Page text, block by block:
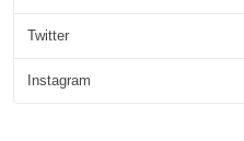
Twitter
Instagram